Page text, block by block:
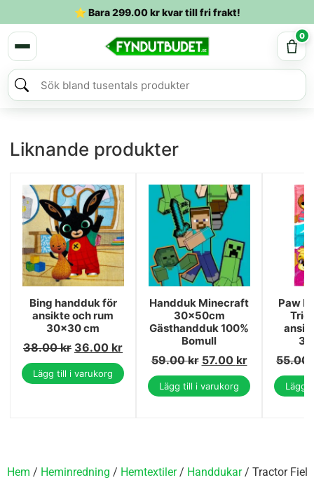
⭐ Bara299.00krkvar till fri frakt!
0
Liknande produkter
Bing handduk för
ansikte och rum
30x30 cm
38.00kr 36.00 kr
Lägg till i varukorg
Handduk Minecraft
30x50cm
Gästhandduk 100%
Bomull
59.00kr 57.00 kr
Lägg till i varukorg
Paw
Trio
55.00
Lägg
Hem / Heminredning / Hemtextiler/ Handdukar/ Tractor